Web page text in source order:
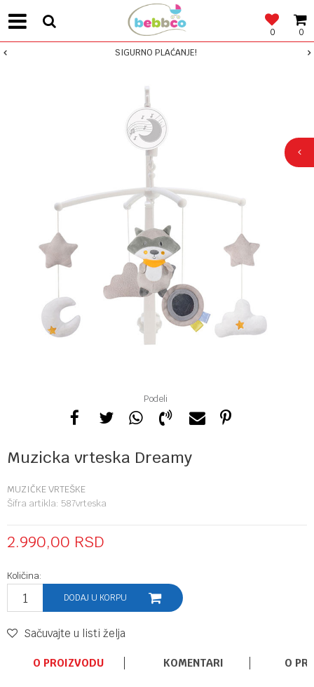
0
0
SIGURNO PLAĆANJE!
Podeli
Muzicka vrteska Dreamy
MUZIČKE VRTEŠKE
Šifra artikla: 587vrteska
2.990,00 RSD
Količina:
DODAJ U KORPU
Sačuvajte u listi želja
O PROIZVODU KOMENTARI O